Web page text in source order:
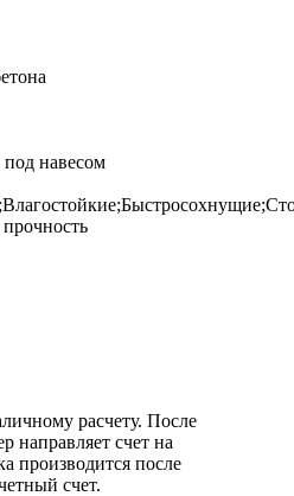
навесом
расчету. После
направляет счет на
производится после
счет.